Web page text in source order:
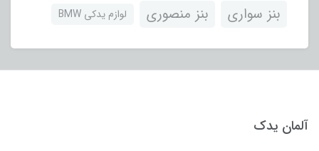
بنز سواری
بنز منصوری لوازم یدکی BMW
آلمان یدک